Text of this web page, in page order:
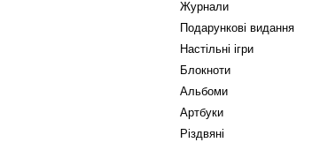
Журнали
Подарункові видання
Настільні ігри
Блокноти
Альбоми
Артбуки
Різдвяні